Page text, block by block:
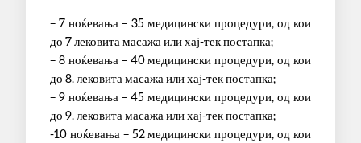
– 7 ноќевања – 35 медицински процедури, од кои
до 7 лековита масажа или хај-тек постапка;
– 8 ноќевања – 40 медицински процедури, од кои
до 8. лековита масажа или хај-тек постапка;
– 9 ноќевања – 45 медицински процедури, од кои
до 9. лековита масажа или хај-тек постапка;
-10 ноќевања – 52 медицински процедури, од кои